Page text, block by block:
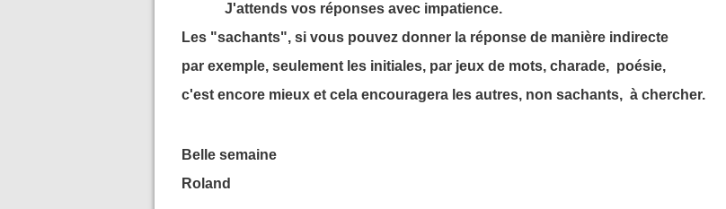
J'attends vos réponses avec impatience.
Les "sachants", si vous pouvez donner la réponse de manière indirecte
par exemple, seulement les initiales, par jeux de mots, charade, poésie,
c'est encore mieux et cela encouragera les autres, non sachants, à chercher.
Belle semaine
Roland